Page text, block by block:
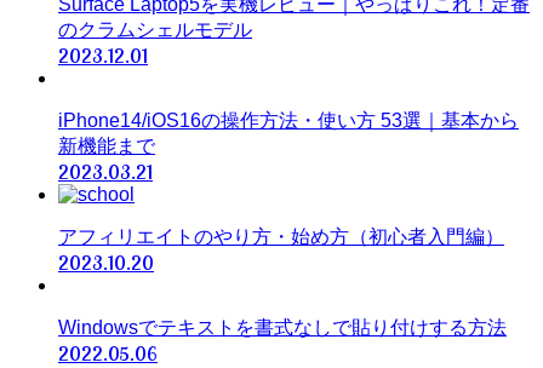
Surface Laptop5を実機レビュー｜やっぱりこれ！定番
のクラムシェルモデル
2023.12.01
iPhone14/iOS16の操作方法・使い方 53選｜基本から
新機能まで
2023.03.21
アフィリエイトのやり方・始め方（初心者入門編）
2023.10.20
Windowsでテキストを書式なしで貼り付けする方法
2022.05.06